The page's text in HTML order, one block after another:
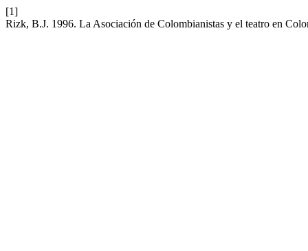
[1]
Rizk, B.J. 1996. La Asociación de Colombianistas y el teatro en